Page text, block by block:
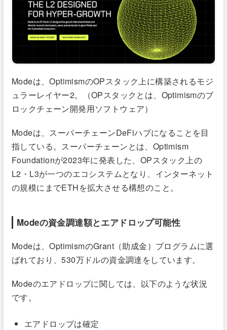
Modeは、OptimismのOPスタック上に構築されるモジ
ュラーレイヤー2。（OPスタックとは、Optimismのブ
ロックチェーン開発用ソフトウェア）
Modeは、スーパーチェーンDeFiハブになることを目
指している。スーパーチェーンとは、Optimism
Foundationが2023年に発表した、OPスタック上の
L2・L3が一つのエコシステムとなり、インターネット
の規模にまでETHを拡大させる構想のこと。
Modeの資金調達額とエアドロップ可能性
Modeは、OptimismのGrant（助成金）プログラムに選
ばれており、530万ドルの資金調達をしています。
Modeのエアドロップに関しては、以下のような状況
です。
エアドロップは確定